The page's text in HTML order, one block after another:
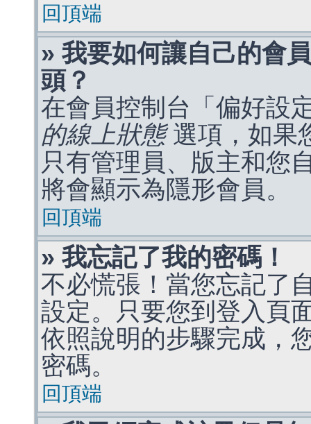
回頂端
» 我要如何讓自己的會
頭？
在會員控制台「偏好設
的線上狀態選項，如果
只有管理員、版主和您
將會顯示為隱形會員。
回頂端
» 我忘記了我的密碼！
不必慌張！當您忘記了
設定。只要您到登入頁
依照說明的步驟完成，
密碼。
回頂端